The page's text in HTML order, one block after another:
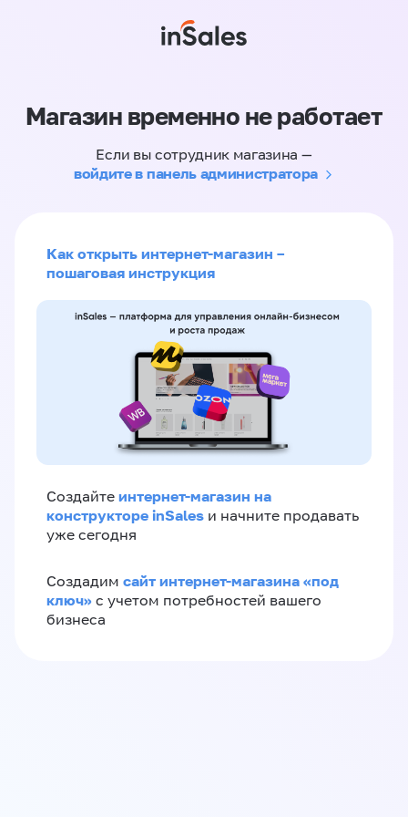
Магазин временно не работает
Если вы сотрудник магазина —
войдите в панель администратора
Как открыть интернет-магазин –
пошаговая инструкция
Создайте интернет-магазин на
конструкторе inSales и начните продавать
уже сегодня
Создадим сайт интернет-магазина «под
ключ» с учетом потребностей вашего
бизнеса